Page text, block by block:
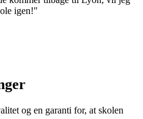
igen!"
og en garanti for, at skolen